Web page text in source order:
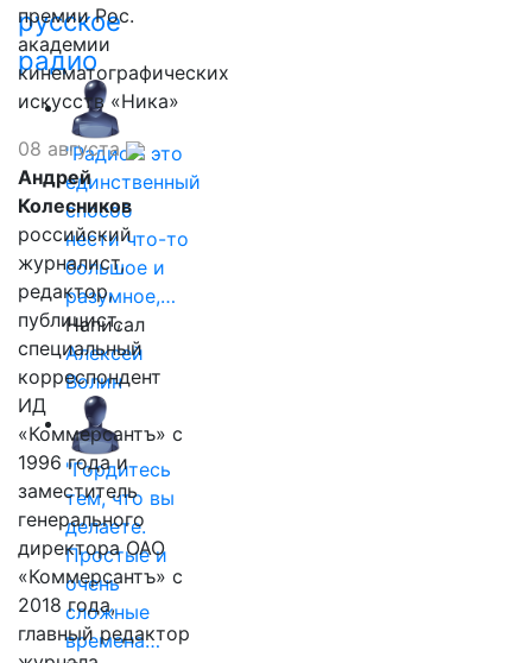
русское
радио
"Радио - это
единственный
способ
нести что-то
большое и
разумное,…
Написал
Алексей
Волин
"Гордитесь
тем, что вы
делаете.
Простые и
очень
сложные
времена…
премии Рос.
академии
кинематографических
искусств «Ника»
08 августа
Андрей
Колесников
российский
журналист,
редактор,
публицист,
специальный
корреспондент
ИД
«Коммерсантъ» с
1996 года и
заместитель
генерального
директора ОАО
«Коммерсантъ» с
2018 года,
главный редактор